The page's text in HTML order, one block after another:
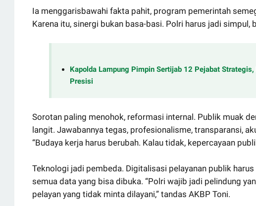
Ia menggarisbawahi fakta pahit, program pemerintah
Karena itu, sinergi bukan basa-basi. Polri harus jadi simpul,
Kapolda Lampung Pimpin Sertijab 12 Pejabat
Presisi
Sorotan paling menohok, reformasi internal. Publik muak
langit. Jawabannya tegas, profesionalisme, transparansi,
“Budaya kerja harus berubah. Kalau tidak, kepercayaan
Teknologi jadi pembeda. Digitalisasi pelayanan publik
semua data yang bisa dibuka. “Polri wajib jadi pelindung
pelayan yang tidak minta dilayani,” tandas AKBP Toni.